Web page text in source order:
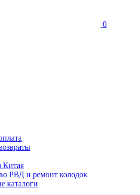
0
Китая
РВД и ремонт колодок
каталоги